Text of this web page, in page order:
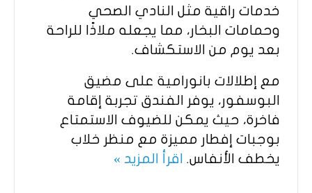
خدمات راقية مثل النادي الصحي
وحمامات البخار، مما يجعله ملاذًا للراحة
بعد يوم من الاستكشاف.
مع إطلالات بانورامية على مضيق
البوسفور، يوفر الفندق تجربة إقامة
فاخرة، حيث يمكن للضيوف الاستمتاع
بوجبات إفطار مميزة مع منظر خلاب
يخطف الأنفاس. اقرأ المزيد »